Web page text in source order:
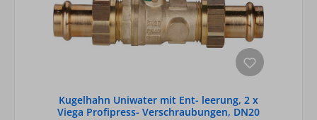
Kugelhahn Uniwater mit Ent- leerung, 2 x
Viega Profipress- Verschraubungen, DN20